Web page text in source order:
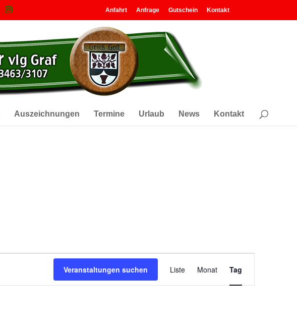
Anfahrt Anfrage Gutschein Kontakt
Auszeichnungen Termine Urlaub News Kontakt
Veranstaltungen suchen Liste Monat Tag